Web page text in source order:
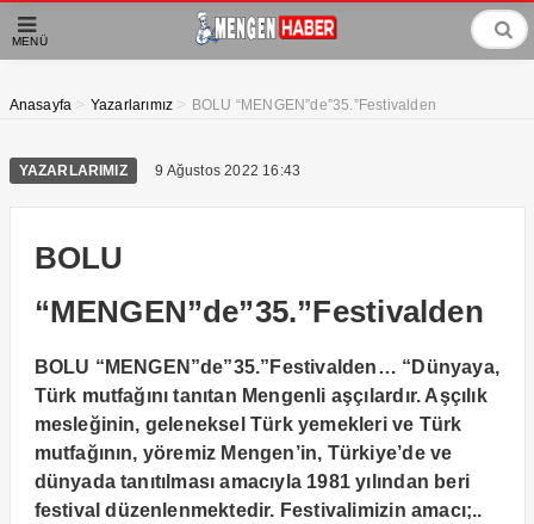
MENÜ
Anasayfa > Yazarlarımız > BOLU “MENGEN”de”35.”Festivalden
YAZARLARIMIZ 9 Ağustos 2022 16:43
BOLU
“MENGEN”de”35.”Festivalden
BOLU “MENGEN”de”35.”Festivalden… “Dünyaya,
Türk mutfağını tanıtan Mengenli aşçılardır. Aşçılık
mesleğinin, geleneksel Türk yemekleri ve Türk
mutfağının, yöremiz Mengen’in, Türkiye’de ve
dünyada tanıtılması amacıyla 1981 yılından beri
festival düzenlenmektedir. Festivalimizin amacı;..